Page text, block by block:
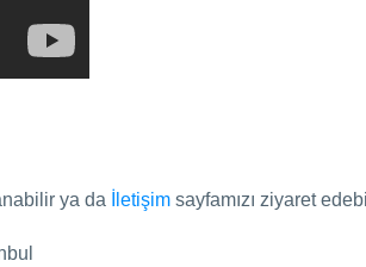
ya da İletişim sayfamızı ziyaret